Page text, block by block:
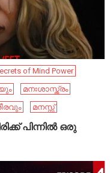
of Mind Power
മനഃശാസ്ത്രം
മനസ്സ്
പിന്നിൽ ഒരു